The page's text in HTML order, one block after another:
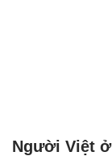
Người Việt